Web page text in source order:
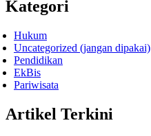
Kategori
Hukum
Uncategorized (jangan dipakai)
Pendidikan
EkBis
Pariwisata
Artikel Terkini